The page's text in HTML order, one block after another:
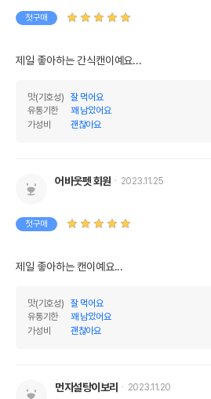
첫구매
제일 좋아하는 간식캔이예요...
맛(기호성)
잘 먹어요
유통기한
꽤 남았어요
가성비
괜찮아요
어바웃펫 회원 2023.11.25
첫구매
제일 좋아하는 캔이예요...
맛(기호성)
잘 먹어요
유통기한
꽤 남았어요
가성비
괜찮아요
먼지설탕이보리 2023.11.20